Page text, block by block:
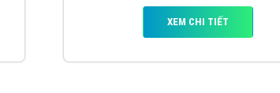
XEM CHI TIẾT